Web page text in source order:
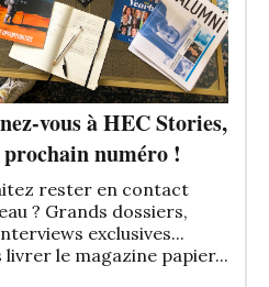
vous à HEC Stories,
prochain numéro !
rester en contact
? Grands dossiers,
exclusives...
livrer le magazine papier...